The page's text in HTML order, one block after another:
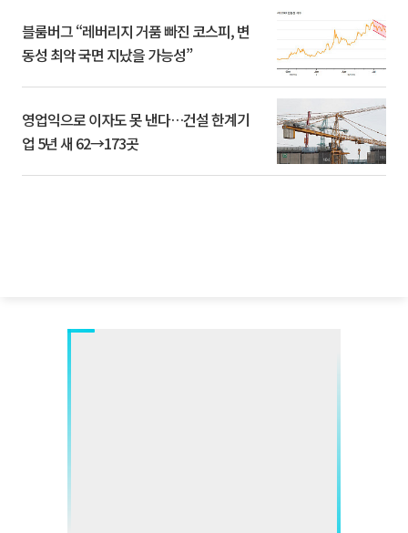
블룸버그 “레버리지 거품 빠진 코스피, 변
동성 최악 국면 지났을 가능성”
영업익으로 이자도 못 낸다…건설 한계기
업 5년 새 62→173곳